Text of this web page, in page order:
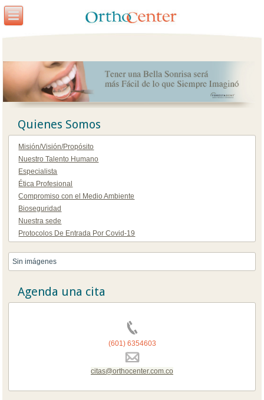
Quienes Somos
Misión/Visión/Propósito
Nuestro Talento Humano
Especialista
Ética Profesional
Compromiso con el Medio Ambiente
Bioseguridad
Nuestra sede
Protocolos De Entrada Por Covid-19
Sin imágenes
Agenda una cita
(601) 6354603
citas@orthocenter.com.co